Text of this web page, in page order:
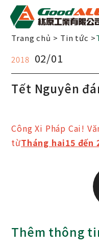
Trang chủ Tin tức
2018 02/01
Tết Nguyên
Công Xi Pháp Cai!
từTháng hai15 đến
Thêm thông
Bảng quản lý cookie